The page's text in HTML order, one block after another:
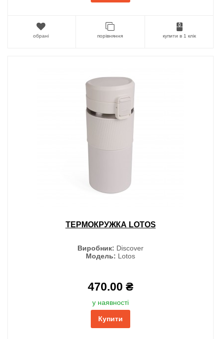
обрані порівняння купити в 1 клік
ТЕРМОКРУЖКА LOTOS
Виробник: Discover
Модель: Lotos
470.00 ₴
у наявності
Купити